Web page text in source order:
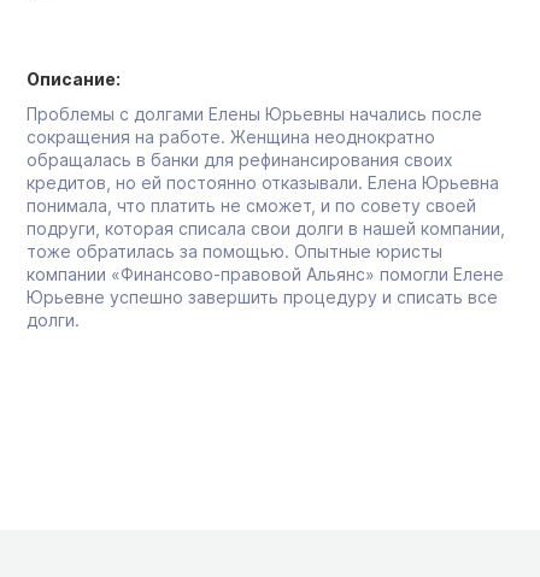
Описание:
Проблемы с долгами Елены Юрьевны начались после
сокращения на работе. Женщина неоднократно
обращалась в банки для рефинансирования своих
кредитов, но ей постоянно отказывали. Елена Юрьевна
понимала, что платить не сможет, и по совету своей
подруги, которая списала свои долги в нашей компании,
тоже обратилась за помощью. Опытные юристы
компании «Финансово-правовой Альянс» помогли Елене
Юрьевне успешно завершить процедуру и списать все
долги.